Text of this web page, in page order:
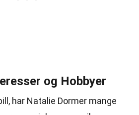
og Hobbyer
har Natalie Dormer mange